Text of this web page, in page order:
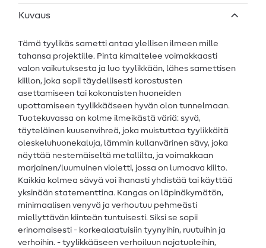
Kuvaus
Tämä tyylikäs sametti antaa ylellisen ilmeen mille
tahansa projektille. Pinta kimaltelee voimakkaasti
valon vaikutuksesta ja luo tyylikkään, lähes samettisen
kiillon, joka sopii täydellisesti korostusten
asettamiseen tai kokonaisten huoneiden
upottamiseen tyylikkääseen hyvän olon tunnelmaan.
Tuotekuvassa on kolme ilmeikästä väriä: syvä,
täyteläinen kuusenvihreä, joka muistuttaa tyylikkäitä
oleskeluhuonekaluja, lämmin kullanvärinen sävy, joka
näyttää nestemäiseltä metallilta, ja voimakkaan
marjainen/luumuinen violetti, jossa on lumoava kiilto.
Kaikkia kolmea sävyä voi ihanasti yhdistää tai käyttää
yksinään statementtina. Kangas on läpinäkymätön,
minimaalisen venyvä ja verhoutuu pehmeästi
miellyttävän kiinteän tuntuisesti. Siksi se sopii
erinomaisesti - korkealaatuisiin tyynyihin, ruutuihin ja
verhoihin. - tyylikkääseen verhoiluun nojatuoleihin,